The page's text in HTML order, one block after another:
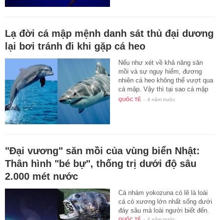
Lạ đời cá mập mệnh danh sát thủ đại dương
lại bơi tránh đi khi gặp cá heo
Nếu như xét về khả năng săn
mồi và sự nguy hiểm, đương
nhiên cá heo không thể vượt qua
cá mập. Vậy thì tại sao cá mập
ít…
QUỐC TẾ - 4 năm trước
"Đại vương" săn mồi của vùng biển Nhật:
Thân hình "bé bự", thống trị dưới độ sâu
2.000 mét nước
Cá nhám yokozuna có lẽ là loài
cá có xương lớn nhất sống dưới
đáy sâu mà loài người biết đến.